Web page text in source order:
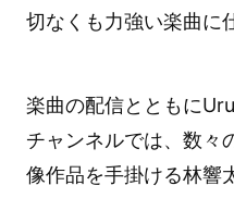
切なくも力強い楽曲に
楽曲の配信とともに
チャンネルでは、数々
像作品を手掛ける林響